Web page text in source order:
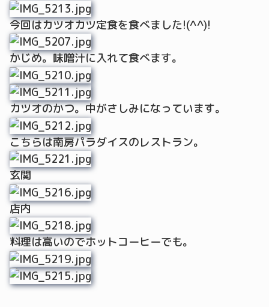
今回はカツオカツ定食を食べました!(^^)!
かじめ。味噌汁に入れて食べます。
カツオのかつ。中がさしみになっています。
こちらは南房パラダイスのレストラン。
玄関
店内
料理は高いのでホットコーヒーでも。